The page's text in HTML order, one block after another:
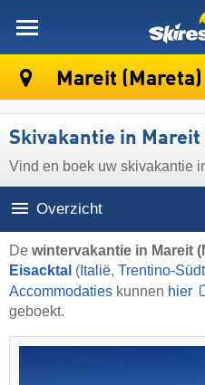
Mareit (Mareta)
Skivakantie in Mareit
Vind en boek uw skivakantie
Overzicht
De wintervakantie in Mareit
Eisacktal ( Italië, Trentino-
Accommodaties kunnen hier
geboekt.